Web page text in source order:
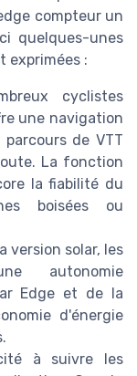
compteur un
quelques-unes
exprimées :
cyclistes
une navigation
de VTT
La fonction
la fiabilité du
boisées ou
version solar, les
autonomie
Edge et de la
d'énergie
à suivre les